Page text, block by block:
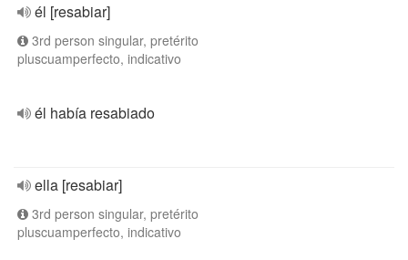
él [resabiar]
3rd person singular, pretérito
pluscuamperfecto, indicativo
él había resabiado
ella [resabiar]
3rd person singular, pretérito
pluscuamperfecto, indicativo